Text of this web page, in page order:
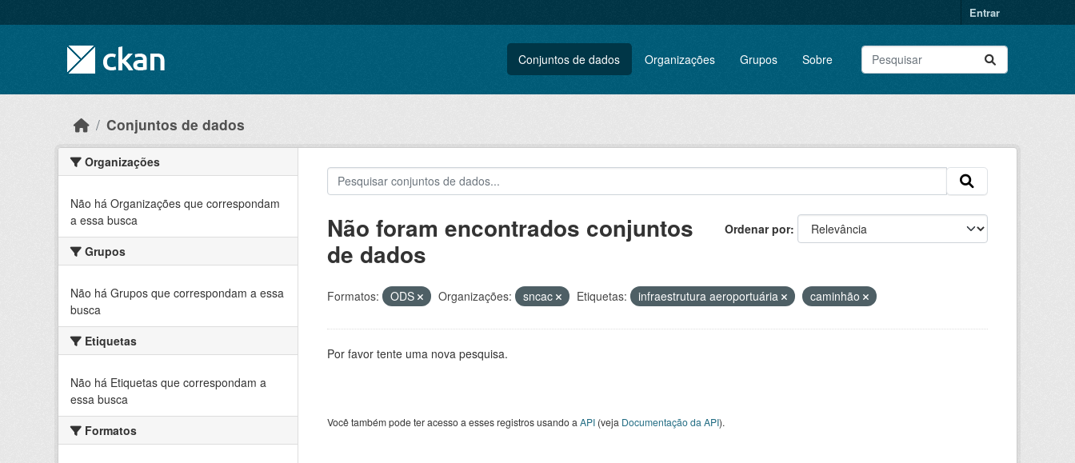
Entrar
Conjuntos de dados Organizações Grupos Sobre
Conjuntos de dados
Organizações
Não há Organizações que correspondam
a essa busca
Grupos
Não há Grupos que correspondam a essa
busca
Etiquetas
Não há Etiquetas que correspondam a
essa busca
Formatos
Ordenar por
Não foram encontrados conjuntos
de dados
Formatos: ODS Organizações: sncac Etiquetas: infraestrutura aeroportuária caminhão
Por favor tente uma nova pesquisa.
Você também pode ter acesso a esses registros usando a API(veja Documentação da API).